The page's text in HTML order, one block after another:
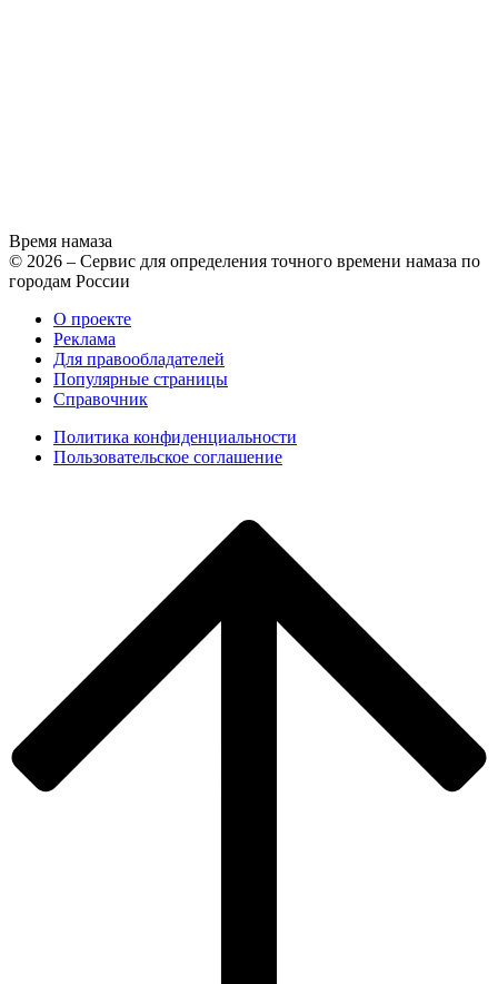
Время намаза
© 2026 – Сервис для определения точного времени намаза по
городам России
О проекте
Реклама
Для правообладателей
Популярные страницы
Справочник
Политика конфиденциальности
Пользовательское соглашение